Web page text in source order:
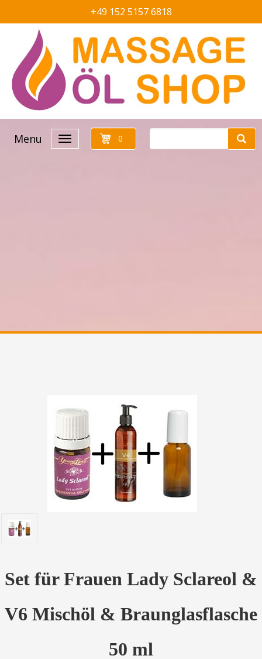
+49 152 5157 6818
Menu 0
Set für Frauen Lady Sclareol &
V6 Mischöl & Braunglasflasche
50 ml